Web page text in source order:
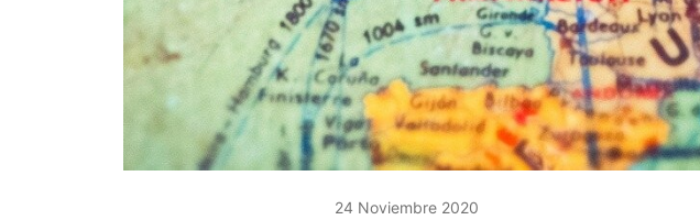
24 Noviembre 2020